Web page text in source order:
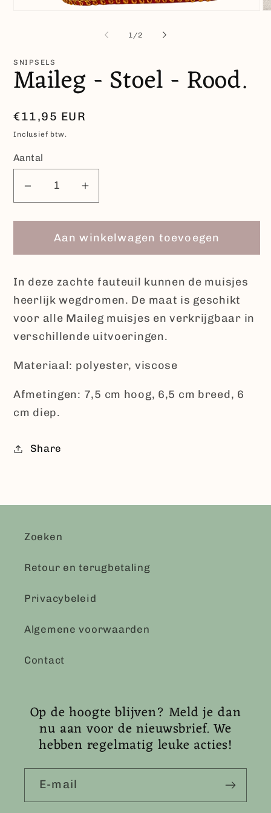
1 /
van
2
SNIPSELS
Maileg - Stoel - Rood.
Normale
prijs
€11,95 EUR
Inclusief btw.
Aantal
Aantal
voor
Maileg
-
-
Rood.
Aantal
voor
Maileg
-
-
Rood.
Aan winkelwagen toevoegen
In deze zachte fauteuil kunnen de muisjes
heerlijk wegdromen. De maat is geschikt
voor alle Maileg muisjes en verkrijgbaar in
verschillende uitvoeringen.
Materiaal: polyester, viscose
Afmetingen: 7,5 cm hoog, 6,5 cm breed, 6
cm diep.
Share
Zoeken
Retour en terugbetaling
Privacybeleid
Algemene voorwaarden
Contact
Op de hoogte blijven? Meld je dan
nu aan voor de nieuwsbrief. We
hebben regelmatig leuke acties!
E‑mail